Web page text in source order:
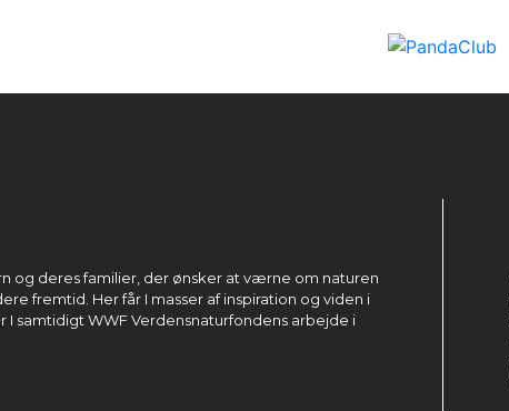
og deres familier, der ønsker at værne om naturen
fremtid. Her får I masser af inspiration og viden i
I samtidigt WWF Verdensnaturfondens arbejde i